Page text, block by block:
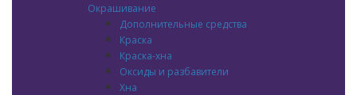
Окрашивание
Дополнительные средства
Краска
Краска-хна
Оксиды и разбавители
Хна